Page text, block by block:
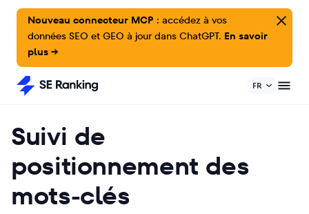
Nouveau connecteur MCP : accédez à vos
données SEO et GEO à jour dans ChatGPT. En savoir
plus →
FR
Suivi de
positionnement des
mots-clés